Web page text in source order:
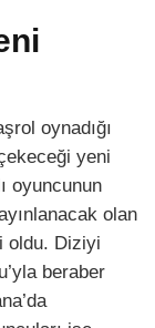
oynadığı
yeni
oyuncunun
olan
oldu. Diziyi
beraber